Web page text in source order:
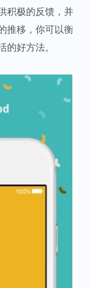
积极的反馈，并
推移，你可以衡
的好方法。